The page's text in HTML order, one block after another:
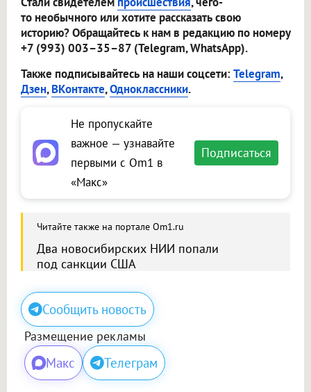
то необычного или хотите рассказать свою
историю? Обращайтесь к нам в редакцию по номеру
+7 (993) 003–35–87 (Telegram, WhatsApp).
Также подписывайтесь на наши соцсети:Telegram,
Дзен,ВКонтакте,Одноклассники.
Не пропускайте
важное — узнавайте
первыми с Om1 в
«Макс»
Подписаться
Читайте также на портале Om1.ru
Два новосибирских НИИ попали
под санкции США
Сообщить новость
Размещение рекламы
Макс Телеграм